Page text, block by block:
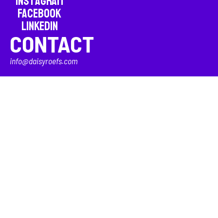
Facebook
LinkedIn
CONTACT
info@daisyroefs.com